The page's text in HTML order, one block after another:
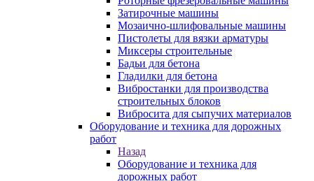
Затирочные машины
Мозаично-шлифовальные машины
Пистолеты для вязки арматуры
Миксеры строительные
Бадьи для бетона
Гладилки для бетона
Вибростанки для производства
строительных блоков
Вибросита для сыпучих материалов
Оборудование и техника для дорожных
работ
Назад
Оборудование и техника для
дорожных работ